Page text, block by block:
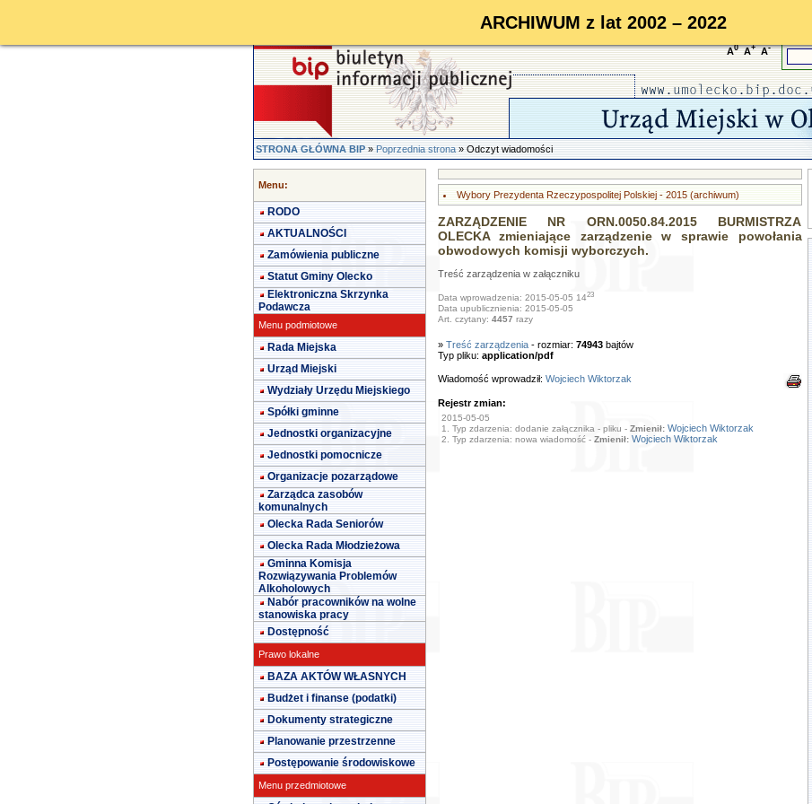
ARCHIWUM z lat 2002 – 2022
A0 A+ A-
STRONA GŁÓWNA BIP»Poprzednia strona» Odczyt wiadomości
Menu:
RODO
AKTUALNOŚCI
Zamówienia publiczne
Statut Gminy Olecko
Elektroniczna Skrzynka
Podawcza
Menu podmiotowe
Rada Miejska
Urząd Miejski
Wydziały Urzędu Miejskiego
Spółki gminne
Jednostki organizacyjne
Jednostki pomocnicze
Organizacje pozarządowe
Zarządca zasobów
komunalnych
Olecka Rada Seniorów
Olecka Rada Młodzieżowa
Gminna Komisja
Rozwiązywania Problemów
Alkoholowych
Nabór pracowników na wolne
stanowiska pracy
Dostępność
Prawo lokalne
BAZA AKTÓW WŁASNYCH
Budżet i finanse (podatki)
Dokumenty strategiczne
Planowanie przestrzenne
Postępowanie środowiskowe
Menu przedmiotowe
Wybory Prezydenta Rzeczypospolitej Polskiej - 2015 (archiwum)
ZARZĄDZENIE NR ORN.0050.84.2015 BURMISTRZA
OLECKA zmieniające zarządzenie w sprawie powołania
obwodowych komisji wyborczych.
Treść zarządzenia w załączniku
Data wprowadzenia: 2015-05-05 1423
Data upublicznienia: 2015-05-05
Art. czytany: 4457 razy
» Treść zarządzenia- rozmiar: 74943bajtów
Typ pliku: application/pdf
Wiadomość wprowadził: Wojciech Wiktorzak
Rejestr zmian:
2015-05-05
1. Typ zdarzenia: dodanie załącznika - pliku - Zmienił: Wojciech Wiktorzak
2. Typ zdarzenia: nowa wiadomość - Zmienił: Wojciech Wiktorzak